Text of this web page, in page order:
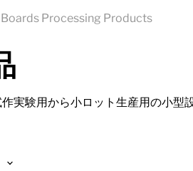
Processing Products
実験用から小ロット生産用の小